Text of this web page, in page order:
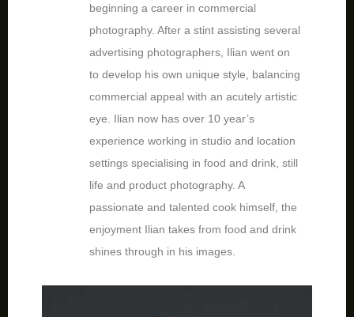
beginning a career in commercial
photography. After a stint assisting several
advertising photographers, Ilian went on
to develop his own unique style, balancing
commercial appeal with an acutely artistic
eye. Ilian now has over 10 year’s
experience working in studio and location
settings specialising in food and drink, still
life and product photography. A
passionate and talented cook himself, the
enjoyment Ilian takes from food and drink
shines through in his images.